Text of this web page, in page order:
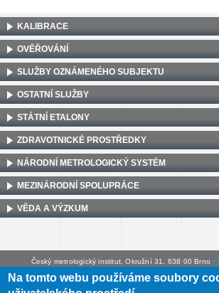
KALIBRACE
OVĚŘOVÁNÍ
SLUŽBY OZNÁMENÉHO SUBJEKTU
OSTATNÍ SLUŽBY
STÁTNÍ ETALONY
ZDRAVOTNICKÉ PROSTŘEDKY
NÁRODNÍ METROLOGICKÝ SYSTÉM
MEZINÁRODNÍ SPOLUPRÁCE
VĚDA A VÝZKUM
Český metrologický institut, Okružní 31, 638 00 Brno •
Na tomto webu používáme soubory